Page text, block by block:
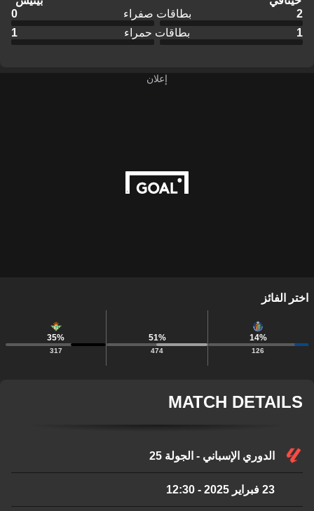
2
بطاقات صفراء
0
1
بطاقات حمراء 1
اختر الفائز
14%
126
51%
474
35%
317
MATCH DETAILS
الدوري الإسباني - الجولة 25
23 فبراير 2025 -
12:30
إعلان